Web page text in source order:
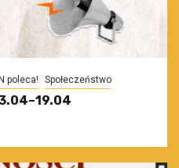
poleca! Społeczeństwo